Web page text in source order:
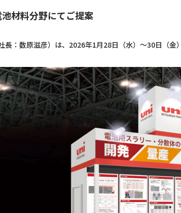
材料分野にてご提案
：数原滋彦）は、2026年1月28日（水）～30日（